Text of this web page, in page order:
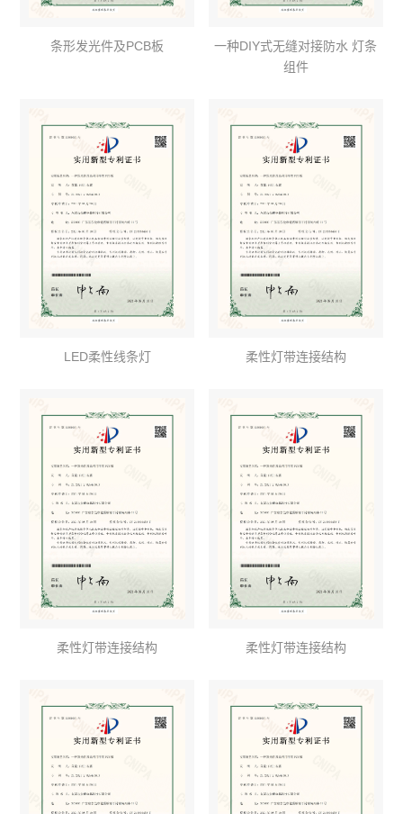
条形发光件及PCB板
一种DIY式无缝对接防水 灯条
组件
LED柔性线条灯 柔性灯带连接结构
柔性灯带连接结构 柔性灯带连接结构